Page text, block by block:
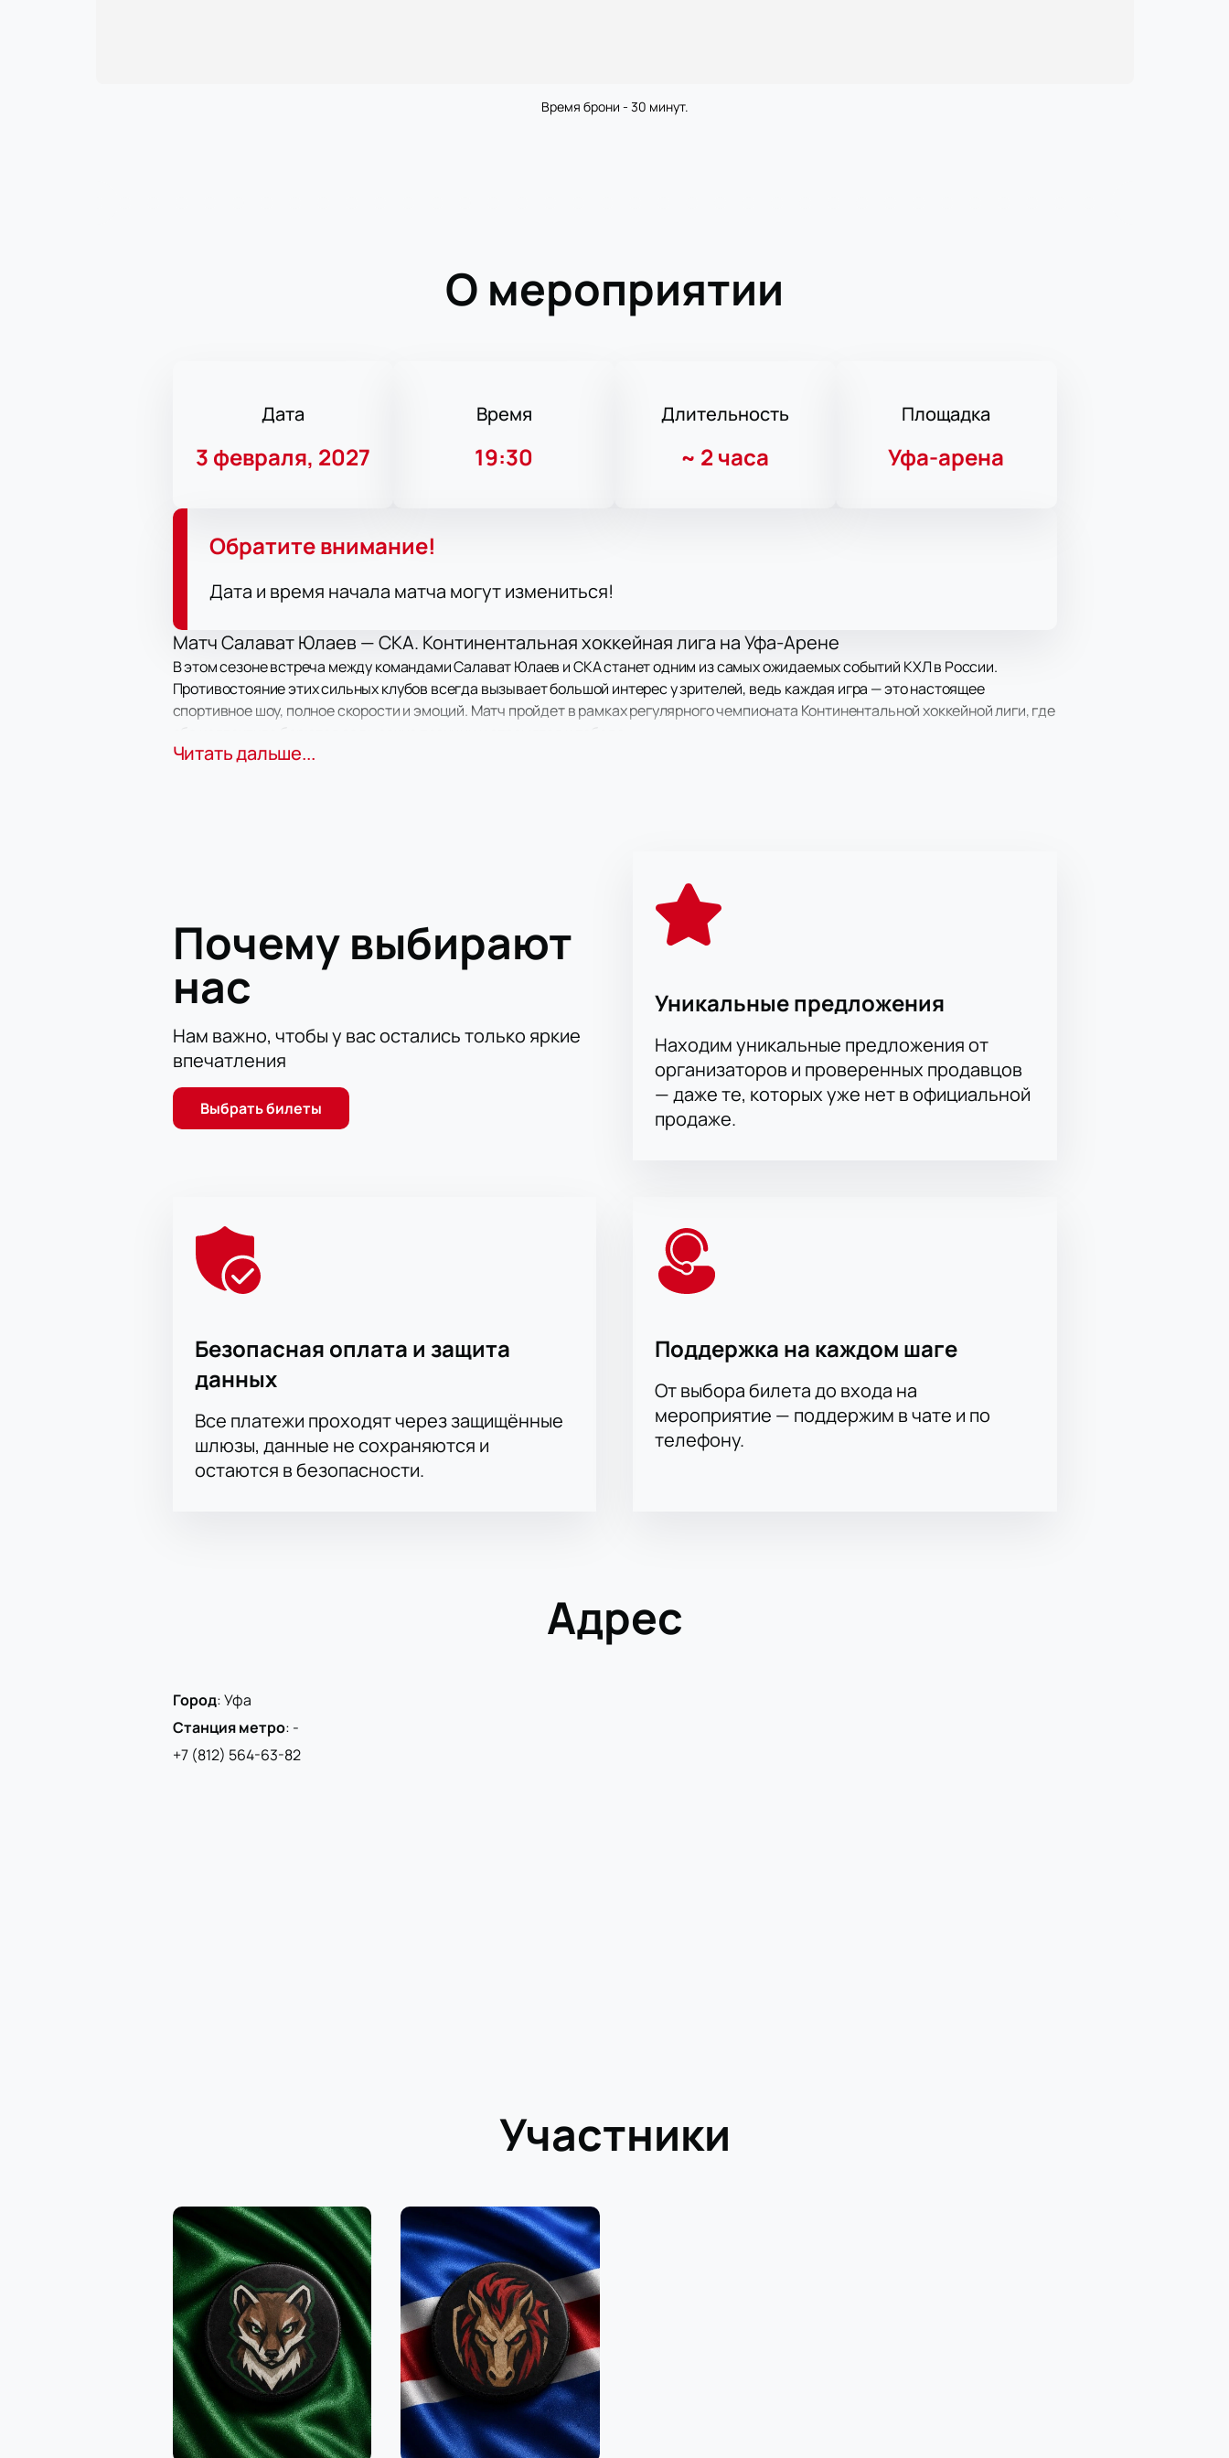
Время брони - 30 минут.
О мероприятии
Дата
3 февраля, 2027
Время
19:30
Длительность
~ 2 часа
Площадка
Уфа-арена
Обратите внимание!
Дата и время начала матча могут измениться!
Матч Салават Юлаев — СКА. Континентальная хоккейная лига на Уфа-Арене
В этом сезоне встреча между командами Салават Юлаев и СКА станет одним из самых ожидаемых событий КХЛ в России.
Противостояние этих сильных клубов всегда вызывает большой интерес у зрителей, ведь каждая игра — это настоящее
спортивное шоу, полное скорости и эмоций. Матч пройдет в рамках регулярного чемпионата Континентальной хоккейной лиги, где
Современная Уфа-Арена — это универсальный спортивный комплекс, отлично подходящий для крупных хоккейных событий.
Здесь созданы условия для удобного просмотра матча: хорошая видимость с любого места, развитая инфраструктура для
зрителей и высокий уровень обслуживания. Атмосфера на арене заряжает энергией каждого гостя и превращает игру в
запоминающееся событие для поклонников хоккея.
Купить билеты на Матч Салават Юлаев — СКА. Континентальная хоккейная лига на Уфа-Арене
онлайн
Купить билеты
на хоккей просто через наш сайт — выберите лучшие места на трибунах для просмотра этого важного матча КХЛ.
На сайте доступна понятная схема зала, чтобы подобрать удобные позиции для наблюдения за игрой. Для корпоративных
Доступны ВИП-ложи для особых гостей
Корпоративным клиентам предоставляются индивидуальные условия
Можно заказать билеты по телефону для вашего удобства
Честная стоимость билетов указана при покупке
матчей сезона. Узнайте расписание игр, продолжительность встречи, сколько длится матч — вся нужная информация размещена
на нашем сайте вместе с актуальными ценами билетов на ближайшие события.
Читать дальше...
Почему выбирают
нас
Нам важно, чтобы у вас остались только яркие
впечатления
Выбрать билеты
Уникальные предложения
Находим уникальные предложения от
организаторов и проверенных продавцов
— даже те, которых уже нет в официальной
продаже.
Безопасная оплата и защита
данных
Все платежи проходят через защищённые
шлюзы, данные не сохраняются и
остаются в безопасности.
Поддержка на каждом шаге
От выбора билета до входа на
мероприятие — поддержим в чате и по
телефону.
Адрес
Город:Уфа
Станция метро: -
+7 (812) 564-63-82
Участники